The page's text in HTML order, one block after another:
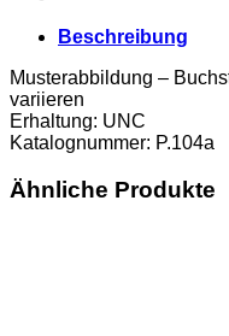
Beschreibung
Musterabbildung –
variieren
Erhaltung: UNC
Katalognummer: P.104a
Ähnliche Produkte